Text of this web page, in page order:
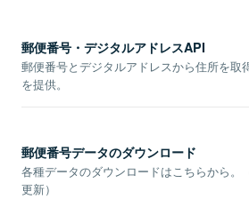
郵便番号・デジタルアドレスAPI
郵便番号とデジタルアドレスから住所を取
を提供。
郵便番号データのダウンロード
各種データのダウンロードはこちらから。
更新）